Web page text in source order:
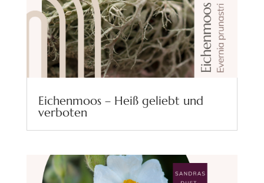
Eichenmoos – Heiß geliebt und
verboten